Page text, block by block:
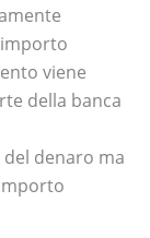
viene
della banca
del denaro ma